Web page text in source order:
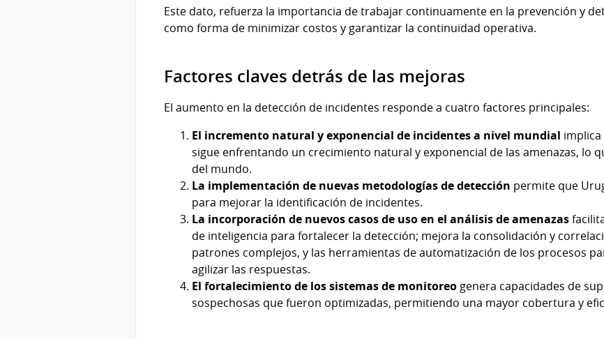
Este dato, refuerza la importancia de trabajar continuamente en la prevención y
como forma de minimizar costos y garantizar la continuidad operativa.
Factores claves detrás de las mejoras
El aumento en la detección de incidentes responde a cuatro factores principales:
El incremento natural y exponencial de incidentes a nivel mundial
sigue enfrentando un crecimiento natural y exponencial de las amenazas, lo
del mundo.
La implementación de nuevas metodologías de detección permite que
para mejorar la identificación de incidentes.
La incorporación de nuevos casos de uso en el análisis de amenazas
de inteligencia para fortalecer la detección; mejora la consolidación y
patrones complejos, y las herramientas de automatización de los procesos
agilizar las respuestas.
El fortalecimiento de los sistemas de monitoreo genera capacidades de
sospechosas que fueron optimizadas, permitiendo una mayor cobertura y